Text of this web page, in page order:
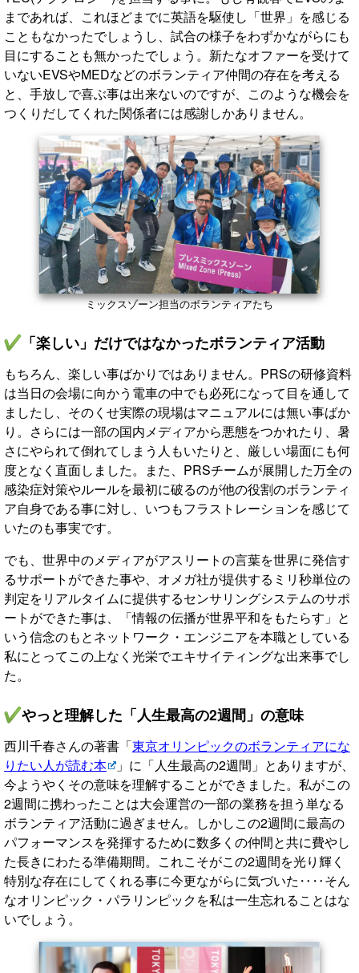
まであれば、これほどまでに英語を駆使し「世界」を感じる
こともなかったでしょうし、試合の様子をわずかながらにも
目にすることも無かったでしょう。新たなオファーを受けて
いないEVSやMEDなどのボランティア仲間の存在を考える
と、手放しで喜ぶ事は出来ないのですが、このような機会を
つくりだしてくれた関係者には感謝しかありません。
ミックスゾーン担当のボランティアたち
「楽しい」だけではなかったボランティア活動
もちろん、楽しい事ばかりではありません。PRSの研修資料
は当日の会場に向かう電車の中でも必死になって目を通して
ましたし、そのくせ実際の現場はマニュアルには無い事ばか
り。さらには一部の国内メディアから悪態をつかれたり、暑
さにやられて倒れてしまう人もいたりと、厳しい場面にも何
度となく直面しました。また、PRSチームが展開した万全の
感染症対策やルールを最初に破るのが他の役割のボランティ
ア自身である事に対し、いつもフラストレーションを感じて
いたのも事実です。
でも、世界中のメディアがアスリートの言葉を世界に発信す
るサポートができた事や、オメガ社が提供するミリ秒単位の
判定をリアルタイムに提供するセンサリングシステムのサポ
ートができた事は、「情報の伝播が世界平和をもたらす」と
いう信念のもとネットワーク・エンジニアを本職としている
私にとってこの上なく光栄でエキサイティングな出来事でし
た。
やっと理解した「人生最高の2週間」の意味
西川千春さんの著書「東京オリンピックのボランティアにな
りたい人が読む本
」に「人生最高の2週間」とありますが、
今ようやくその意味を理解することができました。私がこの
2週間に携わったことは大会運営の一部の業務を担う単なる
ボランティア活動に過ぎません。しかしこの2週間に最高の
パフォーマンスを発揮するために数多くの仲間と共に費やし
た長きにわたる準備期間。これこそがこの2週間を光り輝く
特別な存在にしてくれる事に今更ながらに気づいた‥‥そん
なオリンピック・パラリンピックを私は一生忘れることはな
いでしょう。